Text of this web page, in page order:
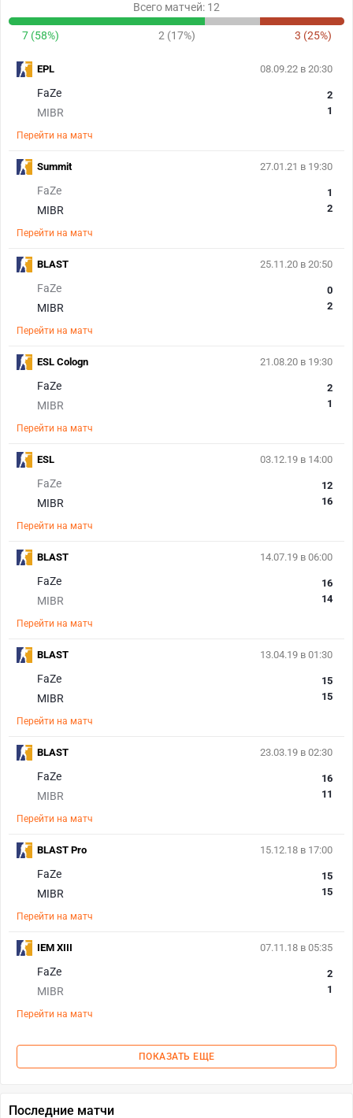
Всего матчей: 12
7 (58%) 2 (17%) 3 (25%)
08.09.22 в 20:30
FaZe
MIBR
2
1
Перейти на матч
EPL
27.01.21 в 19:30
FaZe
MIBR
1
2
Перейти на матч
Summit
25.11.20 в 20:50
FaZe
MIBR
0
2
Перейти на матч
BLAST
21.08.20 в 19:30
FaZe
MIBR
2
1
Перейти на матч
ESL Cologn
03.12.19 в 14:00
FaZe
MIBR
12
16
Перейти на матч
ESL
14.07.19 в 06:00
FaZe
MIBR
16
14
Перейти на матч
BLAST
13.04.19 в 01:30
FaZe
MIBR
15
15
Перейти на матч
BLAST
23.03.19 в 02:30
FaZe
MIBR
16
11
Перейти на матч
BLAST
15.12.18 в 17:00
FaZe
MIBR
15
15
Перейти на матч
BLAST Pro
07.11.18 в 05:35
FaZe
MIBR
2
1
Перейти на матч
IEM XIII
ПОКАЗАТЬ ЕЩЕ
Последние матчи